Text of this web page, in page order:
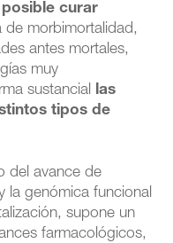
curar
de morbimortalidad,
antes mortales,
muy
sustancial las
tipos de
del avance de
la genómica funcional
supone un
farmacológicos,